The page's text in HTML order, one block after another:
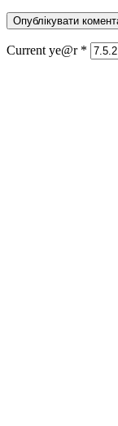
Current ye@r *